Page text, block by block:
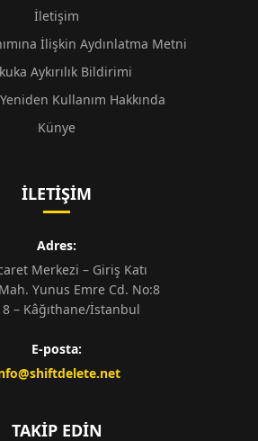
İletişim
İlişkin Aydınlatma Metni
Aykırılık Bildirimi
Kullanım Hakkında
Künye
İLETIŞIM
Adres:
Merkezi – Giriş Katı
Yunus Emre Cd. No:8
– Kâğıthane/İstanbul
E-posta:
TAKIP EDIN